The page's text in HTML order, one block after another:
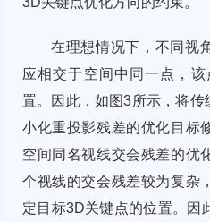
在理想情况下，不同视
应相交于空间中同一点，
置。因此，如图3所示，将传
小化重投影残差的优化目标
空间同名视线交会残差的优
个视线的交会残差较为复杂
定目标3D关键点的位置。因